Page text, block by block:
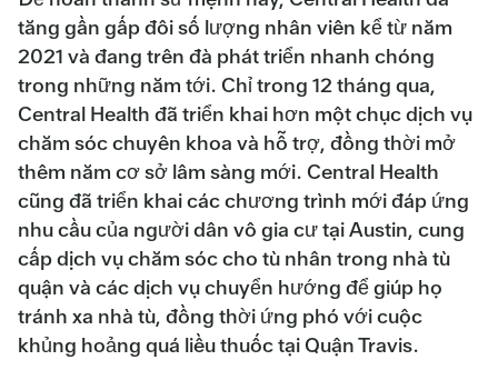
tăng gần gấp đôi số lượng nhân viên kể từ năm
2021 và đang trên đà phát triển nhanh chóng
trong những năm tới. Chỉ trong 12 tháng qua,
Central Health đã triển khai hơn một chục dịch vụ
chăm sóc chuyên khoa và hỗ trợ, đồng thời mở
thêm năm cơ sở lâm sàng mới. Central Health
cũng đã triển khai các chương trình mới đáp ứng
nhu cầu của người dân vô gia cư tại Austin, cung
cấp dịch vụ chăm sóc cho tù nhân trong nhà tù
quận và các dịch vụ chuyển hướng để giúp họ
tránh xa nhà tù, đồng thời ứng phó với cuộc
khủng hoảng quá liều thuốc tại Quận Travis.